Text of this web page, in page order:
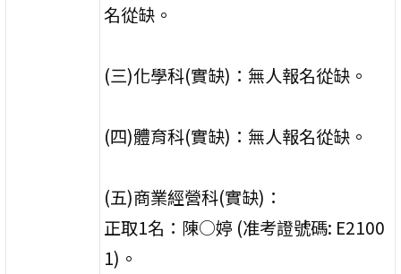
名從缺。
(三)化學科(實缺)：無人報名從缺。
(四)體育科(實缺)：無人報名從缺。
(五)商業經營科(實缺)：
正取1名：陳○婷 (准考證號碼: E2100
1)。